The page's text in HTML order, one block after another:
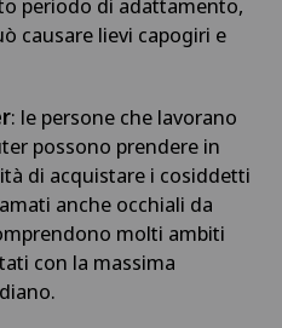
causare lievi capogiri e
: le persone che lavorano
possono prendere in
di acquistare i cosiddetti
anche occhiali da
molti ambiti
con la massima